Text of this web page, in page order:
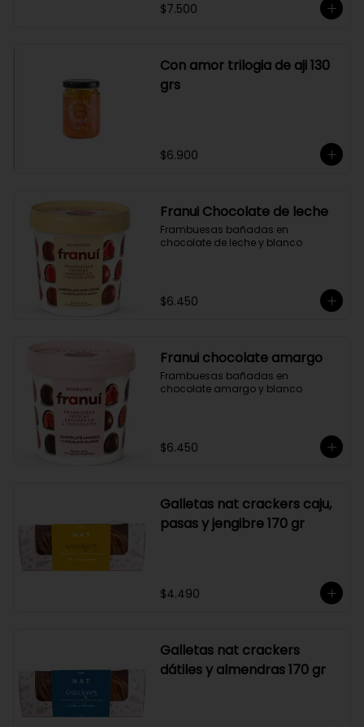
$7.500
Con amor trilogia de aji 130
grs
$6.900
Franui Chocolate de leche
Frambuesas bañadas en
chocolate de leche y blanco
$6.450
Franui chocolate amargo
Frambuesas bañadas en
chocolate amargo y blanco
$6.450
Galletas nat crackers caju,
pasas y jengibre 170 gr
$4.490
Galletas nat crackers
dátiles y almendras 170 gr